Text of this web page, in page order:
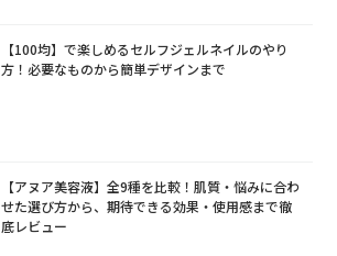
【100均】で楽しめるセルフジェルネイルのやり
方！必要なものから簡単デザインまで
【アヌア美容液】全9種を比較！肌質・悩みに合わ
せた選び方から、期待できる効果・使用感まで徹
底レビュー